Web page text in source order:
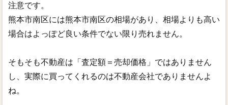
注意です。
熊本市南区には熊本市南区の相場があり、相場よりも高い
場合はよっぽど良い条件でない限り売れません。
そもそも不動産は「査定額＝売却価格」ではありません
し、実際に買ってくれるのは不動産会社でありませんよ
ね。